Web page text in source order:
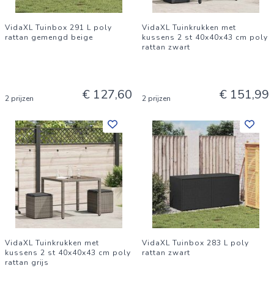
VidaXL Tuinbox 291 L poly
rattan gemengd beige
2 prijzen € 127,60
VidaXL Tuinkrukken met
kussens 2 st 40x40x43 cm poly
rattan zwart
2 prijzen € 151,99
VidaXL Tuinkrukken met
kussens 2 st 40x40x43 cm poly
rattan grijs
VidaXL Tuinbox 283 L poly
rattan zwart